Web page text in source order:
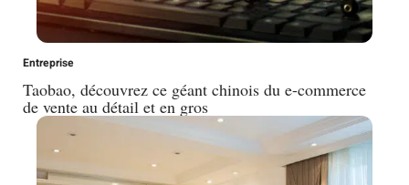
Entreprise
Taobao, découvrez ce géant chinois du e-commerce
de vente au détail et en gros